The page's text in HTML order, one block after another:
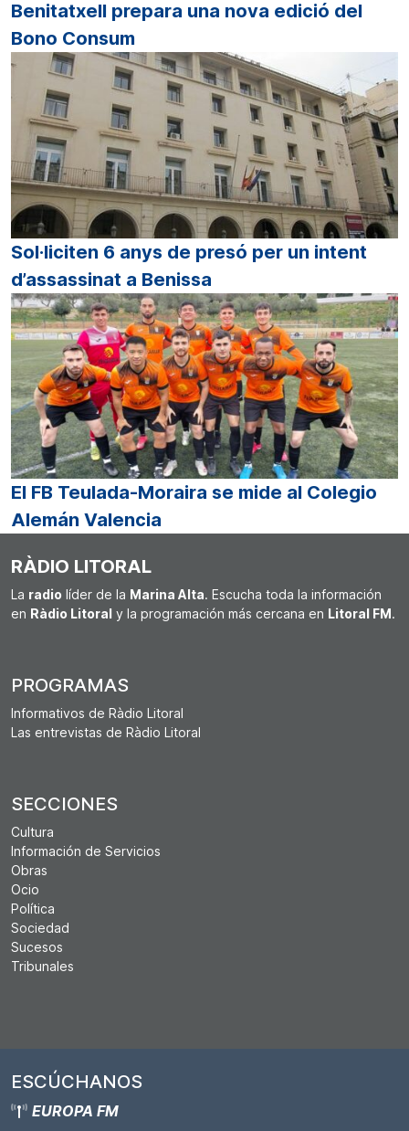
Benitatxell prepara una nova edició del
Bono Consum
Sol·liciten 6 anys de presó per un intent
d’assassinat a Benissa
El FB Teulada-Moraira se mide al Colegio
Alemán Valencia
RÀDIO LITORAL
La radio líder de la Marina Alta. Escucha toda la información
en Ràdio Litoral y la programación más cercana en Litoral FM.
PROGRAMAS
Informativos de Ràdio Litoral
Las entrevistas de Ràdio Litoral
SECCIONES
Cultura
Información de Servicios
Obras
Ocio
Política
Sociedad
Sucesos
Tribunales
ESCÚCHANOS
EUROPA FM